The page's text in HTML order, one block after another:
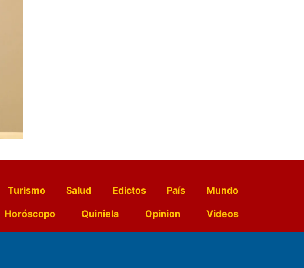
Turismo Salud Edictos País
Mundo
Horóscopo Quiniela Opinion
Videos